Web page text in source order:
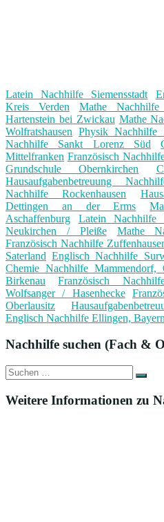
Latein Nachhilfe Siemensstadt
Kreis Verden
Mathe Nachhilfe
Hartenstein bei Zwickau Mathe
Wolfratshausen Physik Nachhilfe
Nachhilfe Sankt Lorenz Süd
Mittelfranken Französisch
Grundschule Obernkirchen
Hausaufgabenbetreuung
Nachhilfe Rockenhausen
Dettingen an der Erms
Aschaffenburg
Latein Nachhilfe
Neukirchen / Pleiße
Mathe
Französisch Nachhilfe
Saterland Englisch Nachhilfe
Chemie Nachhilfe Mammendorf,
Birkenau
Französisch
Wolfsanger / Hasenhecke
Oberlausitz
Englisch Nachhilfe Ellingen, Bayern
Nachhilfe suchen (Fach &
Suche
nach:
Weitere Informationen zu